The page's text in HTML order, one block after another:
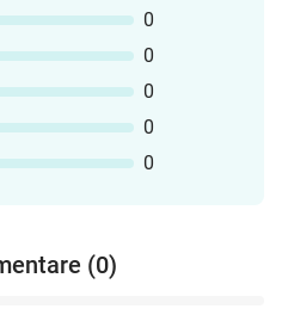
0
0
0
0
0
(0)